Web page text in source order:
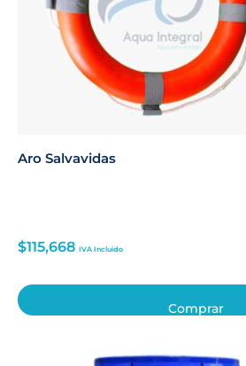
Aro Salvavidas
$115,668 IVA Incluido
Comprar